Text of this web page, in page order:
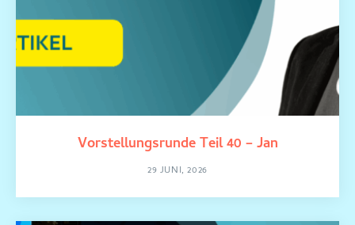
Vorstellungsrunde Teil 40 – Jan
29 JUNI, 2026